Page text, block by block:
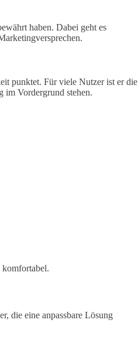
haben. Dabei geht es
punktet. Für viele Nutzer ist er die
Vordergrund stehen.
komfortabel.
die eine anpassbare Lösung